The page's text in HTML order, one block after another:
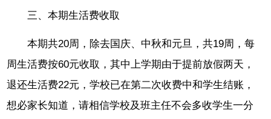
三、本期生活费收取
本期共20周，除去国庆、中秋和元旦，共19周，每
周生活费按60元收取，其中上学期由于提前放假两天，
退还生活费22元，学校已在第二次收费中和学生结账，
想必家长知道，请相信学校及班主任不会多收学生一分